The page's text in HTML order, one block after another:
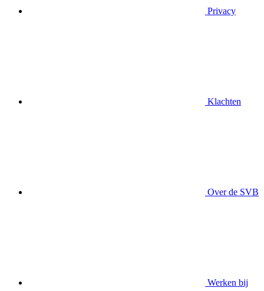
Privacy
Klachten
Over de SVB
Werken bij